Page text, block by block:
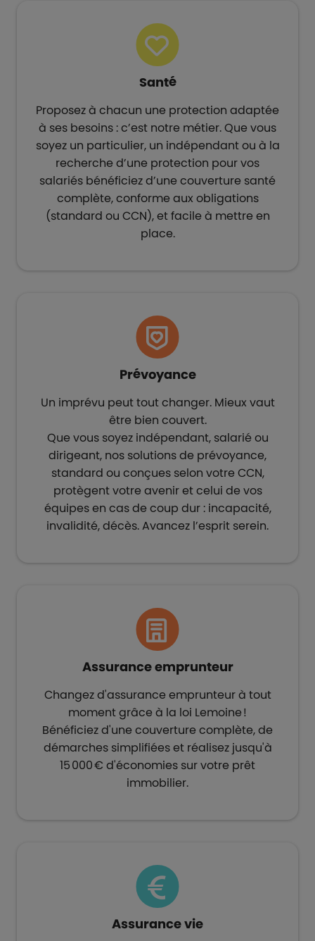
Santé
Proposez à chacun une protection adaptée
à ses besoins : c’est notre métier. Que vous
soyez un particulier, un indépendant ou à la
recherche d’une protection pour vos
salariés bénéficiez d’une couverture santé
complète, conforme aux obligations
(standard ou CCN), et facile à mettre en
place.​
Prévoyance
Un imprévu peut tout changer. Mieux vaut
être bien couvert.​
Que vous soyez indépendant, salarié ou
dirigeant, nos solutions de prévoyance,
standard ou conçues selon votre CCN,
protègent votre avenir et celui de vos
équipes en cas de coup dur : incapacité,
invalidité, décès. Avancez l’esprit serein.​
Assurance emprunteur​
Changez d'assurance emprunteur à tout
moment grâce à la loi Lemoine !
Bénéficiez d'une couverture complète, de
démarches simplifiées et réalisez jusqu'à
15 000 € d'économies sur votre prêt
immobilier.
Assurance vie​